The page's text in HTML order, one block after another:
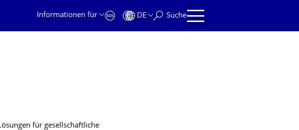
Informationen für
DE Suche
für gesellschaftliche